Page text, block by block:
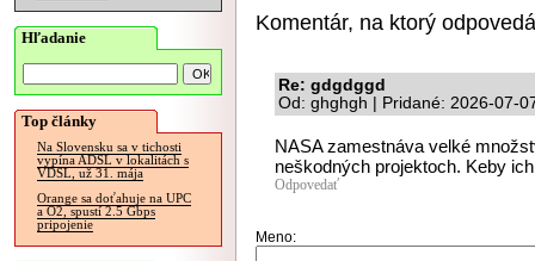
Hľadanie
Top články
Na Slovensku sa v tichosti
vypína ADSL v lokalitách s
VDSL, už 31. mája
Orange sa doťahuje na UPC
a O2, spustí 2.5 Gbps
pripojenie
Komentár, na ktorý
Re: gdgdggd
Od: ghghgh | Pridané: 2026-07-
NASA zamestnáva velké
neškodných projektoch. Keby
Odpovedať
Meno: